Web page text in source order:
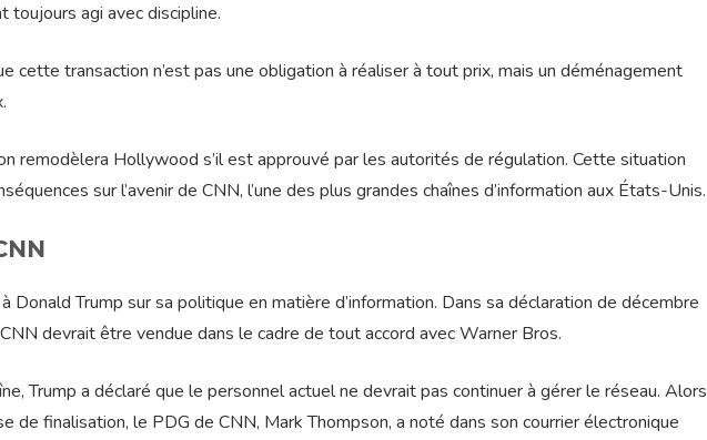
toujours agi avec discipline.
cette transaction n’est pas une obligation à réaliser à tout prix, mais un déménagement
remodèlera Hollywood s’il est approuvé par les autorités de régulation. Cette situation
sur l’avenir de CNN, l’une des plus grandes chaînes d’information aux États-Unis.
Donald Trump sur sa politique en matière d’information. Dans sa déclaration de décembre
devrait être vendue dans le cadre de tout accord avec Warner Bros.
Trump a déclaré que le personnel actuel ne devrait pas continuer à gérer le réseau. Alors
de finalisation, le PDG de CNN, Mark Thompson, a noté dans son courrier électronique